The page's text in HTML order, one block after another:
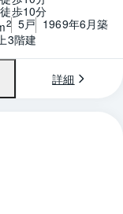
歩10分
2 5戸 1969年6月築
3階建
詳細
間取り